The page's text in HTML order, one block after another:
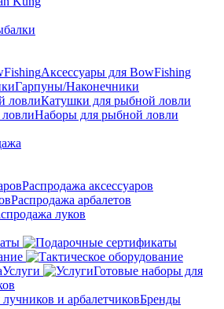
Аксессуары для BowFishing
Гарпуны/Наконечники
Катушки для рыбной ловли
Наборы для рыбной ловли
Распродажа аксессуаров
Распродажа арбалетов
луков
Услуги
Готовые наборы для
Бренды